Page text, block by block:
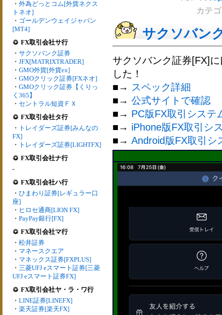
・ 外為どっとコム[外貨ネクス
トネオ]
・ ゴールデンウェイジャパン
[MT4]
FX取引会社サ行
・ サクソバンク証券
・ JFX[MATRIXTRADER]
・ GMO外貨[外貨ex]
・ GMOクリック証券[FXネオ]
・ GMOクリック証券【くりっ
く365】
・ セントラル短資ＦＸ
FX取引会社タ行
・ トレイダーズ証券[みんなの
FX]
・ トレイダーズ証券[LIGHTFX]
FX取引会社ナ行
-
FX取引会社ハ行
・ ひまわり証券[レギュラー口
座]
・ ヒロセ通商[LION FX]
・ PayPay銀行[FX]
FX取引会社マ行
・ 松井証券
・ マネースクエア
・ マネックス証券[FXPLUS]
・ 三菱UFJ eスマート証券[三菱
UFJ eスマート証券FX]
FX取引会社ヤ・ラ・ワ行
・ LINE証券[LINEFX]
・ 楽天証券[楽天FX]
カテ
サクソバン
サクソバンク証券[FX]
した！
■→ スペック詳細
■→ 公式サイトで確認
■→ PC版FX取引システ
■→ iPhone版FX取引シ
■→ Android版FX取引シ